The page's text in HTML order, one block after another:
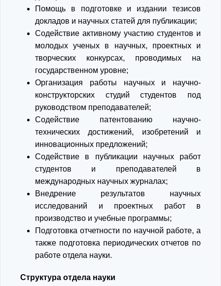
Помощь в подготовке и издании тезисов
докладов и научных статей для публикации;
Содействие активному участию студентов и
молодых ученых в научных, проектных и
творческих конкурсах, проводимых на
государственном уровне;
Организация работы научных и научно-
конструкторских студий студентов под
руководством преподавателей;
Содействие патентованию научно-
технических достижений, изобретений и
инновационных предложений;
Содействие в публикации научных работ
студентов и преподавателей в
международных научных журналах;
Внедрение результатов научных
исследований и проектных работ в
производство и учебные программы;
Подготовка отчетности по научной работе, а
также подготовка периодических отчетов по
работе отдела науки.
Структура отдела науки